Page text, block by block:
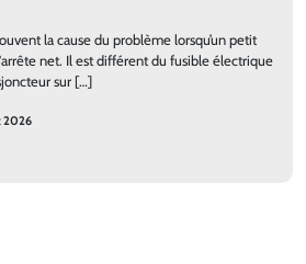
la cause du problème lorsqu’un petit
net. Il est différent du fusible électrique
sur […]
2026